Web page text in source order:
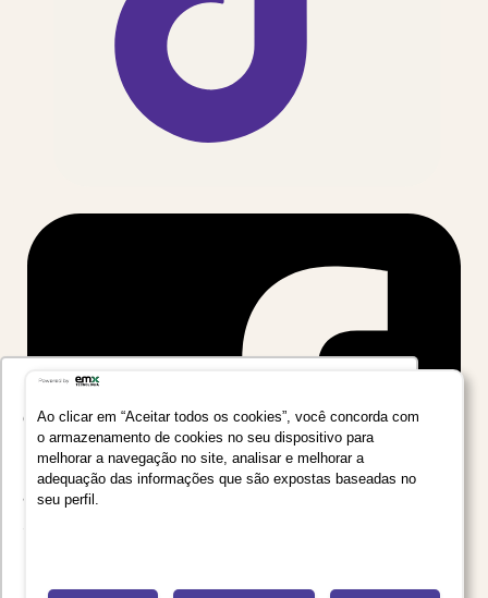
Utilizamos seus dados para oferecer uma
experiência mais relevante ao analisar e
personalizar conteúdos e anúncios em nossa
plataforma e em serviços de terceiros. Consulte
a Política de Privacidade de Dados do Grupo
Recusar Cookies Aceitar Cookies
Ao clicar em “Aceitar todos os cookies”, você concorda com
o armazenamento de cookies no seu dispositivo para
melhorar a navegação no site, analisar e melhorar a
adequação das informações que são expostas baseadas no
seu perfil.